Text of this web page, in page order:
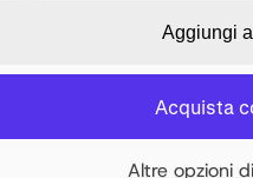
Aggiungi
Altre opzioni